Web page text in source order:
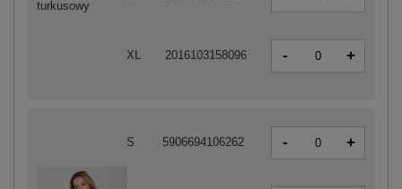
S 5906694106262 - +
turkusowy
XL 2016103158096 - +